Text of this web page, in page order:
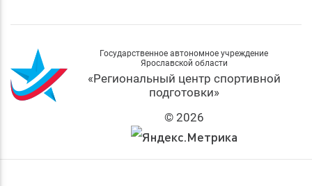
Государственное автономное учреждение
Ярославской области
«Региональный центр спортивной
подготовки»
© 2026